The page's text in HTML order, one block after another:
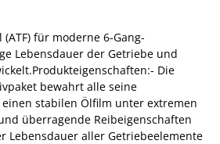
für moderne 6-Gang-
Lebensdauer der Getriebe und
Die
bewahrt alle seine
stabilen Ölfilm unter extremen
überragende Reibeigenschaften
Lebensdauer aller Getriebeelemente